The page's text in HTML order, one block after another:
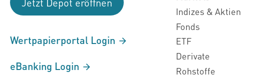
Wertpapierportal Login
eBanking Login
Indizes & Aktien
Fonds
ETF
Derivate
Rohstoffe